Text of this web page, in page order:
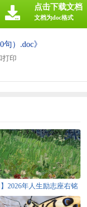
）.doc》
打印
点击下载文档
文档为doc格式
】2026年人生励志座右铭
汇编75条